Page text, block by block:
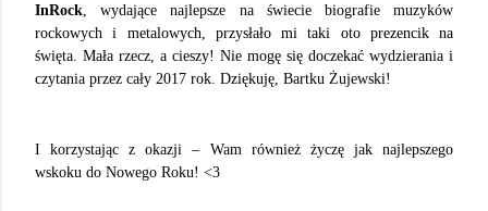
InRock, wydające najlepsze na świecie biografie muzyków
rockowych i metalowych, przysłało mi taki oto prezencik na
święta. Mała rzecz, a cieszy! Nie mogę się doczekać wydzierania i
czytania przez cały 2017 rok. Dziękuję, Bartku Żujewski!
I korzystając z okazji – Wam również życzę jak najlepszego
wskoku do Nowego Roku! <3